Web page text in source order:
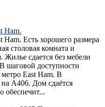
Ham.
Ham. Есть хорошего размера
столовая комната и
Жилье сдается без мебели
шаговой доступности
East Ham. В
A406. Дом сдаётся
обеспечит...